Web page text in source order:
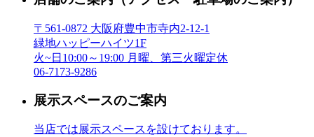
〒561-0872 大阪府豊中市寺内2-12-1
緑地ハッピーハイツ1F
火~日10:00～19:00 月曜、第三火曜定休
06-7173-9286
展示スペースのご案内
当店では展示スペースを設けております。